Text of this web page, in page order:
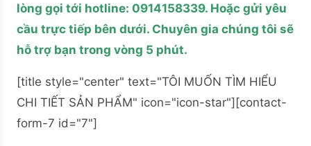
lòng gọi tới hotline: 0914158339. Hoặc gửi yêu
cầu trực tiếp bên dưới. Chuyên gia chúng tôi sẽ
hỗ trợ bạn trong vòng 5 phút.
[title style="center" text="TÔI MUỐN TÌM HIỂU
CHI TIẾT SẢN PHẨM" icon="icon-star"][contact-
form-7 id="7"]